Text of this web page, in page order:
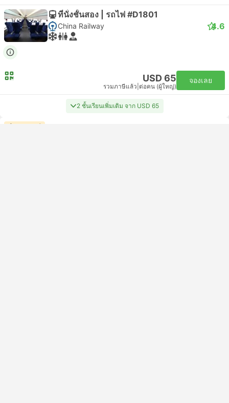
ที่นั่งชั้นสอง | รถไฟ #D1801
China Railway 4.6
USD 65
รวมภาษีแล้ว ต่อคน (ผู้ใหญ่)
จองเลย
2 ชั้นเรียนเพิ่มเติม จาก USD 65
ยืนยันทันที